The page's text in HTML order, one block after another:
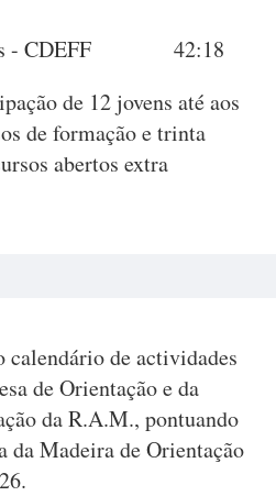
- CDEFF 42:18
de 12 jovens até aos
de formação e trinta
abertos extra
calendário de actividades
de Orientação e da
da R.A.M., pontuando
da Madeira de Orientação